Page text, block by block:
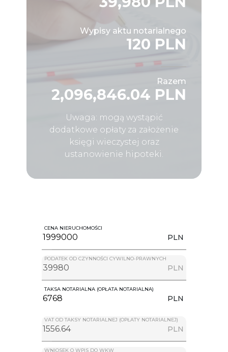
Wypisy aktu notarialnego
120 PLN
Razem
2,096,846.04 PLN
Uwaga: mogą wystąpić
dodatkowe opłaty za założenie
księgi wieczystej oraz
ustanowienie hipoteki.
CENA NIERUCHOMOŚCI
PLN
PODATEK OD CZYNNOŚCI CYWILNO-PRAWNYCH
PLN
TAKSA NOTARIALNA (OPŁATA NOTARIALNA)
PLN
VAT OD TAKSY NOTARIALNEJ (OPŁATY NOTARIALNEJ)
PLN
WNIOSEK O WPIS DO WKW